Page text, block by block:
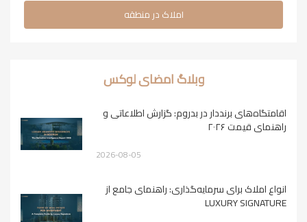
املاک در منطقه
وبلاگ امضای لوکس
اقامتگاه‌های برنددار در بدروم: گزارش اطلاعاتی و
راهنمای قیمت ۲۰۲۶
2026-08-05
انواع املاک برای سرمایه‌گذاری: راهنمای جامع از
LUXURY SIGNATURE